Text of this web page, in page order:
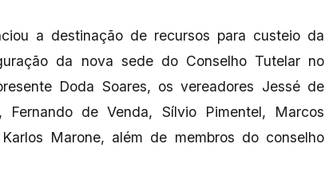
a destinação de recursos para custeio da
da nova sede do Conselho Tutelar no
Doda Soares, os vereadores Jessé de
Fernando de Venda, Sílvio Pimentel, Marcos
Marone, além de membros do conselho